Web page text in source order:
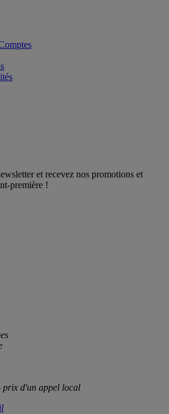
et recevez nos promotions et
première !
prix d'un appel local